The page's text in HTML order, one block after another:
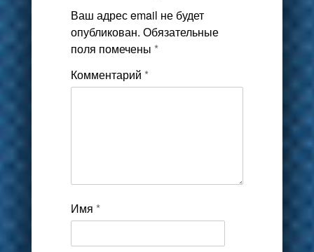
Ваш адрес email не будет
опубликован. Обязательные
поля помечены *
Комментарий *
Имя *